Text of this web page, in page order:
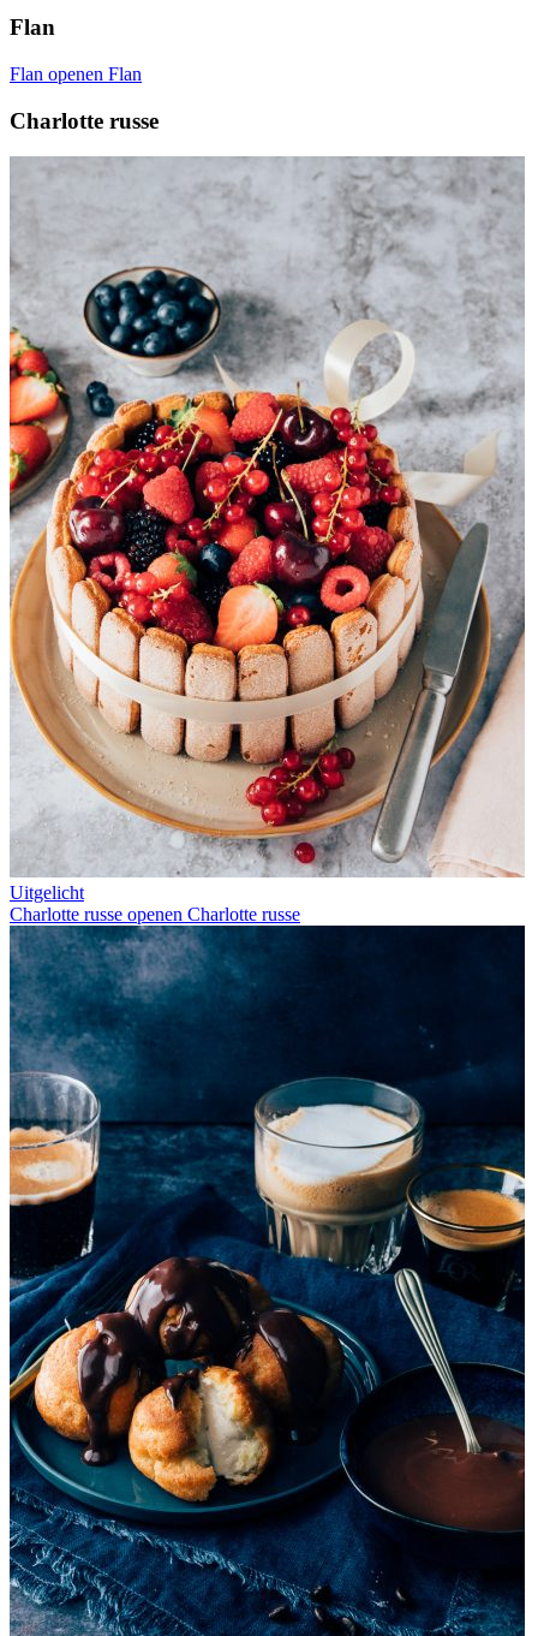
Flan
Flan openen Flan
Charlotte russe
Uitgelicht
Charlotte russe openen Charlotte russe